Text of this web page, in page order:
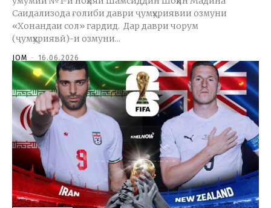
Саидализода ғолиби даври ҷумҳуриявии озмуни
«Хонандаи сол» гардид. Дар даври чорум
(ҷумҳуриявӣ)-и озмуни...
JOM - 16.06.2026